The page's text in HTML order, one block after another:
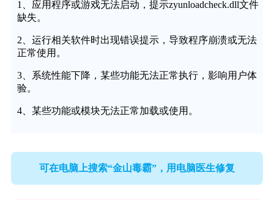
1、应用程序或游戏无法启动，提示zyunloadcheck.dll文件
缺失。
2、运行相关软件时出现错误提示，导致程序崩溃或无法
正常使用。
3、系统性能下降，某些功能无法正常执行，影响用户体
验。
4、某些功能或模块无法正常加载或使用。
可在电脑上搜索“金山毒霸”，用电脑医生修复